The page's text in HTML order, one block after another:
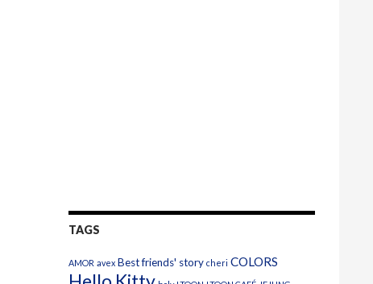
TAGS
AMOR avex Best friends' story cheri COLORS